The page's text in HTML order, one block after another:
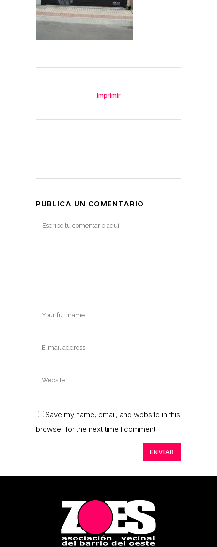
Imprimir
PUBLICA UN COMENTARIO
Save my name, email, and website in this
browser for the next time I comment.